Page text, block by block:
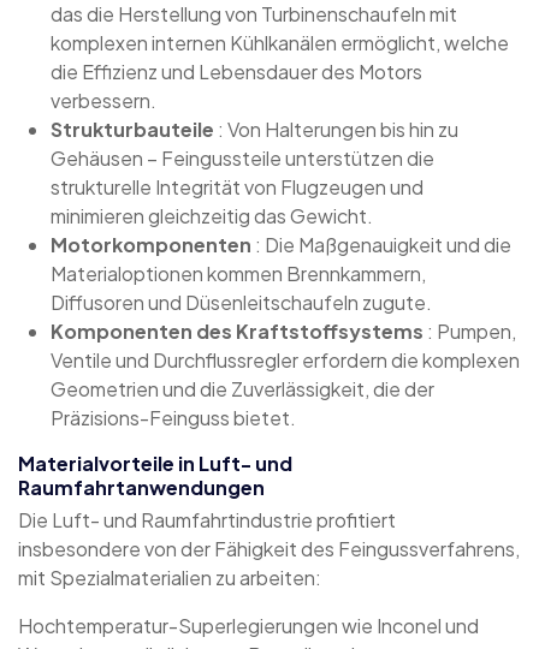
das die Herstellung von Turbinenschaufeln mit
komplexen internen Kühlkanälen ermöglicht, welche
die Effizienz und Lebensdauer des Motors
verbessern.
Strukturbauteile : Von Halterungen bis hin zu
Gehäusen – Feingussteile unterstützen die
strukturelle Integrität von Flugzeugen und
minimieren gleichzeitig das Gewicht.
Motorkomponenten : Die Maßgenauigkeit und die
Materialoptionen kommen Brennkammern,
Diffusoren und Düsenleitschaufeln zugute.
Komponenten des Kraftstoffsystems : Pumpen,
Ventile und Durchflussregler erfordern die komplexen
Geometrien und die Zuverlässigkeit, die der
Präzisions-Feinguss bietet.
Materialvorteile in Luft- und
Raumfahrtanwendungen
Die Luft- und Raumfahrtindustrie profitiert
insbesondere von der Fähigkeit des Feingussverfahrens,
mit Spezialmaterialien zu arbeiten:
Hochtemperatur-Superlegierungen wie Inconel und